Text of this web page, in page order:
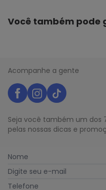
Você também pode
Acompanhe a gente
Seja você também um dos
pelas nossas dicas e
Nome
Digite seu e-mail
Telefone